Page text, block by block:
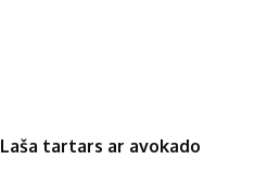
Laša tartars ar avokado